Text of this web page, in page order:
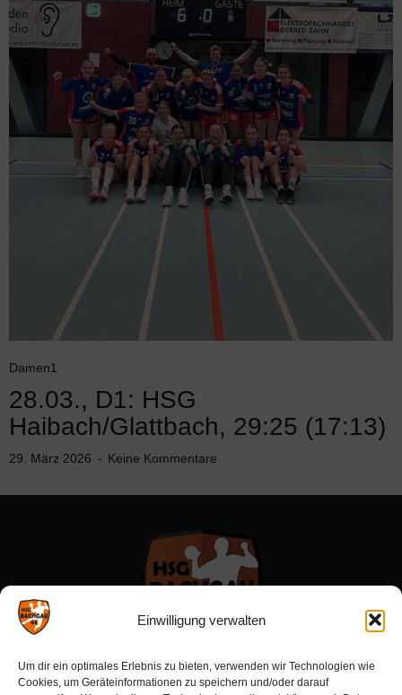
Einwilligung verwalten
Um dir ein optimales Erlebnis zu bieten, verwenden wir Technologien wie
Cookies, um Geräteinformationen zu speichern und/oder darauf
Damen1
28.03., D1: HSG
Haibach/Glattbach, 29:25 (17:13)
29. März 2026 Keine Kommentare